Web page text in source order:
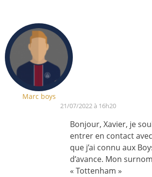
Marc boys
21/07/2022 à 16h20
Bonjour, Xavier, je
entrer en contact
que j’ai connu aux
d’avance. Mon
« Tottenham »